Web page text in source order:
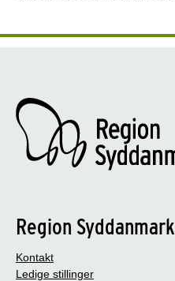
Region Syddanmark
Kontakt
Ledige stillinger